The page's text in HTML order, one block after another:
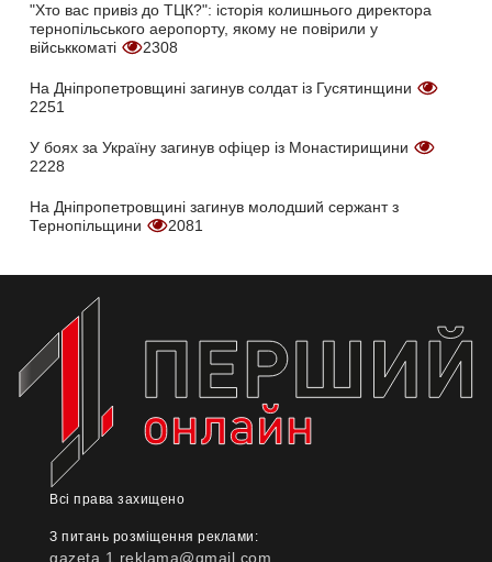
"Хто вас привіз до ТЦК?": історія колишнього директора
тернопільського аеропорту, якому не повірили у
військкоматі
2308
На Дніпропетровщині загинув солдат із Гусятинщини
2251
У боях за Україну загинув офіцер із Монастирищини
2228
На Дніпропетровщині загинув молодший сержант з
Тернопільщини
2081
Всі права захищено
З питань розміщення реклами:
gazeta.1.reklama@gmail.com